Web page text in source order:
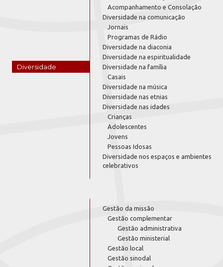
Diversidade
Acompanhamento e Consolação
Diversidade na comunicação
Jornais
Programas de Rádio
Diversidade na diaconia
Diversidade na espiritualidade
Diversidade na família
Casais
Diversidade na música
Diversidade nas etnias
Diversidade nas idades
Crianças
Adolescentes
Jovens
Pessoas Idosas
Diversidade nos espaços e ambientes
celebrativos
Gestão da missão
Gestão complementar
Gestão administrativa
Gestão ministerial
Gestão local
Gestão sinodal